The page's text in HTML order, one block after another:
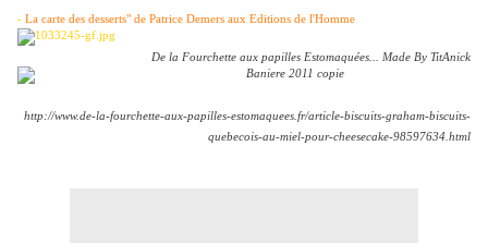
- La carte des desserts" de Patrice Demers aux Editions de l'Homme
De la Fourchette aux papilles Estomaquées... Made By TitAnick
http://www.de-la-fourchette-aux-papilles-estomaquees.fr/article-biscuits-graham-biscuits-
quebecois-au-miel-pour-cheesecake-98597634.html